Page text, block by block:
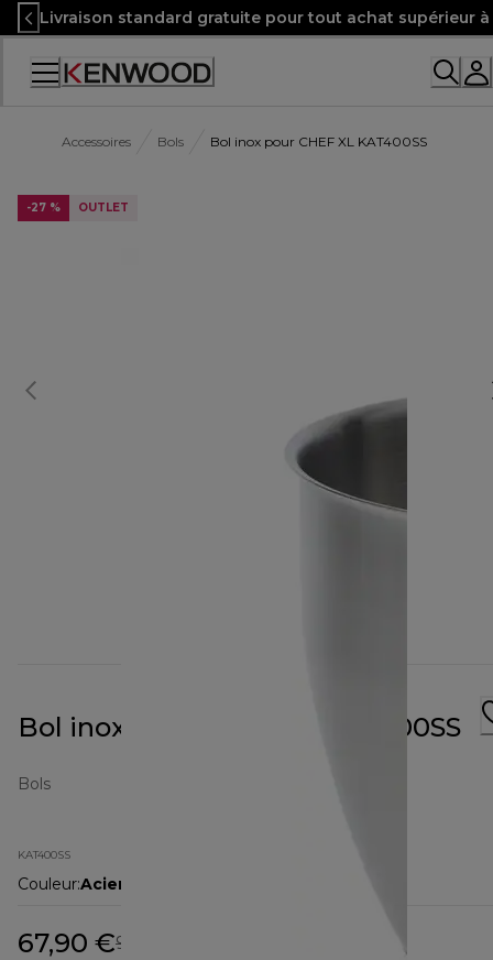
Skip
to
Content
Livraison standard gratuite pour tout achat supérieur
Accessoires Bols Bol inox pour CHEF XL KAT400SS
-27 % OUTLET
Bol inox pour CHEF XL KAT400SS
Bols
KAT400SS
Couleur:Acier inoxydable / argenté
67,90 €92,90 €